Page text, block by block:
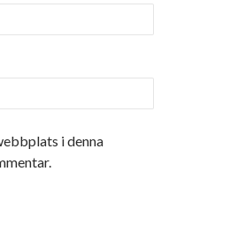
i denna